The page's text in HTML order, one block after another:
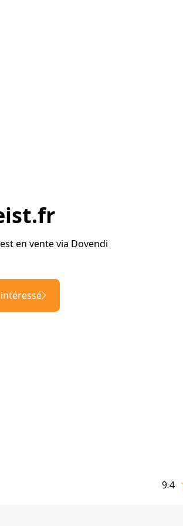
en vente via Dovendi
intéressé
9.4